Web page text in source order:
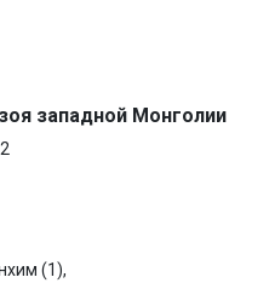
западной Монголии
(1),